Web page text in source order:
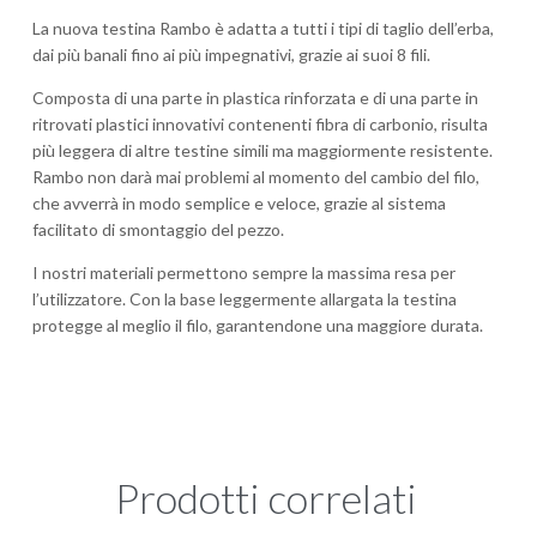
La nuova testina Rambo è adatta a tutti i tipi di taglio dell’erba,
dai più banali fino ai più impegnativi, grazie ai suoi 8 fili.
Composta di una parte in plastica rinforzata e di una parte in
ritrovati plastici innovativi contenenti fibra di carbonio, risulta
più leggera di altre testine simili ma maggiormente resistente.
Rambo non darà mai problemi al momento del cambio del filo,
che avverrà in modo semplice e veloce, grazie al sistema
facilitato di smontaggio del pezzo.
I nostri materiali permettono sempre la massima resa per
l’utilizzatore. Con la base leggermente allargata la testina
protegge al meglio il filo, garantendone una maggiore durata.
Prodotti correlati